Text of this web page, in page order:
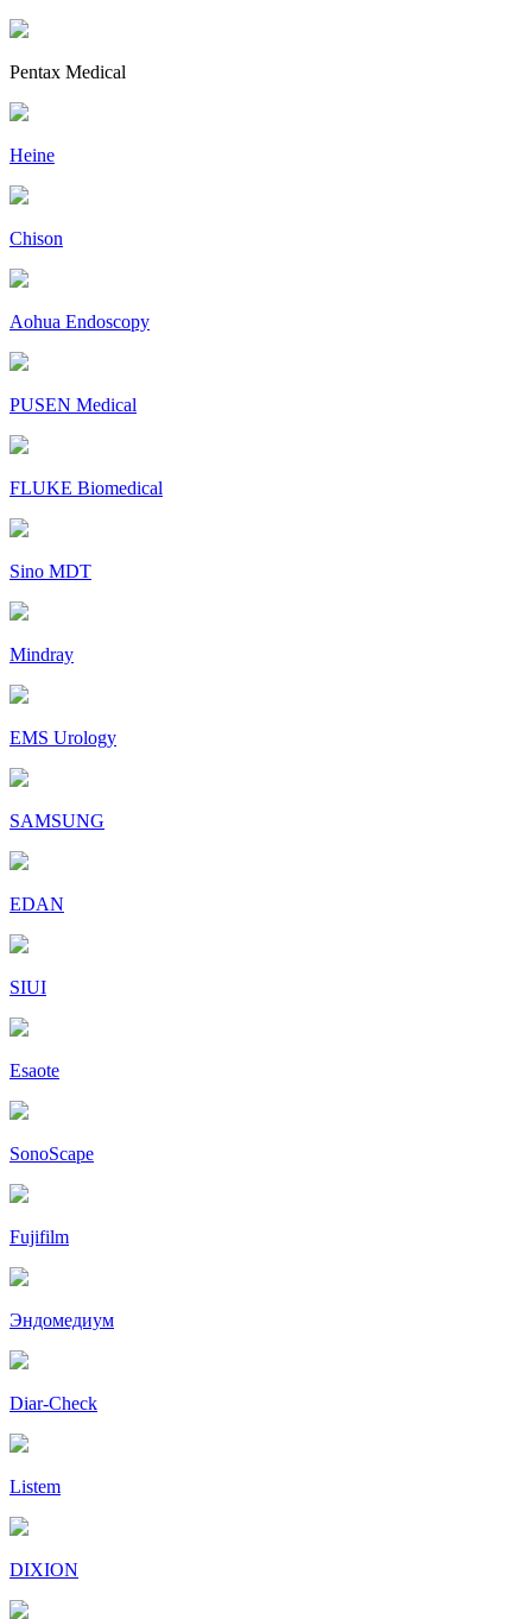
Pentax Medical
Heine
Chison
Aohua Endoscopy
PUSEN Medical
FLUKE Biomedical
Sino MDT
Mindray
EMS Urology
SAMSUNG
EDAN
SIUI
Esaote
SonoScape
Fujifilm
Эндомедиум
Diar-Cheсk
Listem
DIXION